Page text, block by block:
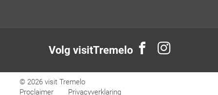
Volg visitTremelo
Volg
© 2026 visit Tremelo
Proclaimer
Privacyverklaring